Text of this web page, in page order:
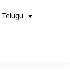
Telugu